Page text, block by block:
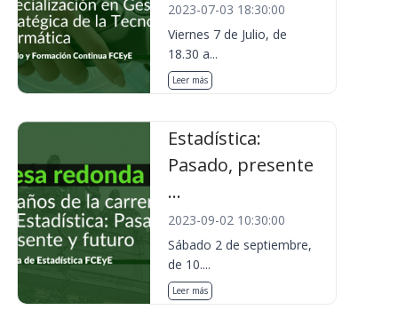
2023-07-03 18:30:00
Viernes 7 de Julio, de
18.30 a...
Leer más
Estadística:
Pasado, presente
...
2023-09-02 10:30:00
Sábado 2 de septiembre,
de 10....
Leer más